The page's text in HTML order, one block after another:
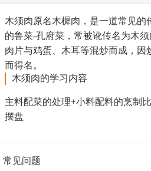
木须肉原名木樨肉，是一道常见的
的鲁菜-孔府菜，常被讹传名为木
肉片与鸡蛋、木耳等混炒而成，因
而得名。
木须肉的学习内容
主料配菜的处理+小料配料的烹制
摆盘
常见问题